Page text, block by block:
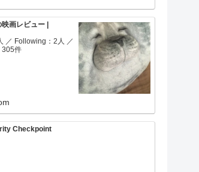
画レビュー |
／ Following：2人 ／
305件
Checkpoint